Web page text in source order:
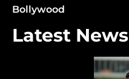
Bollywood
Latest News